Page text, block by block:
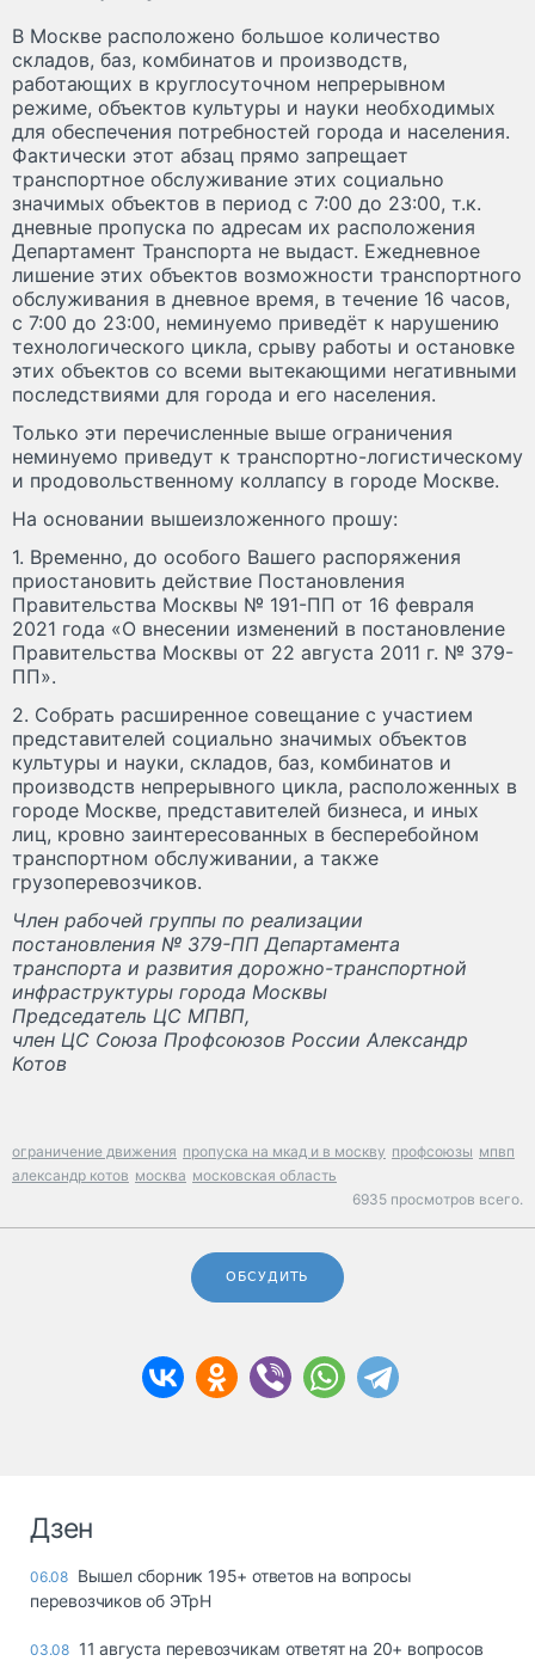
В Москве расположено большое количество
складов, баз, комбинатов и производств,
работающих в круглосуточном непрерывном
режиме, объектов культуры и науки необходимых
для обеспечения потребностей города и населения.
Фактически этот абзац прямо запрещает
транспортное обслуживание этих социально
значимых объектов в период с 7:00 до 23:00, т.к.
дневные пропуска по адресам их расположения
Департамент Транспорта не выдаст. Ежедневное
лишение этих объектов возможности транспортного
обслуживания в дневное время, в течение 16 часов,
с 7:00 до 23:00, неминуемо приведёт к нарушению
технологического цикла, срыву работы и остановке
этих объектов со всеми вытекающими негативными
последствиями для города и его населения.
Только эти перечисленные выше ограничения
неминуемо приведут к транспортно-логистическому
и продовольственному коллапсу в городе Москве.
На основании вышеизложенного прошу:
1. Временно, до особого Вашего распоряжения
приостановить действие Постановления
Правительства Москвы № 191-ПП от 16 февраля
2021 года «О внесении изменений в постановление
Правительства Москвы от 22 августа 2011 г. № 379-
ПП».
2. Собрать расширенное совещание с участием
представителей социально значимых объектов
культуры и науки, складов, баз, комбинатов и
производств непрерывного цикла, расположенных в
городе Москве, представителей бизнеса, и иных
лиц, кровно заинтересованных в бесперебойном
транспортном обслуживании, а также
грузоперевозчиков.
Член рабочей группы по реализации
постановления № 379-ПП Департамента
транспорта и развития дорожно-транспортной
инфраструктуры города Москвы
Председатель ЦС МПВП,
член ЦС Союза Профсоюзов России Александр
Котов
ограничение движения пропуска на мкад и в москву профсоюзы мпвп
александр котов москва московская область
6935 просмотров всего.
ОБСУДИТЬ
Дзен
06.08 Вышел сборник 195+ ответов на вопросы
перевозчиков об ЭТрН
03.08 11 августа перевозчикам ответят на 20+ вопросов